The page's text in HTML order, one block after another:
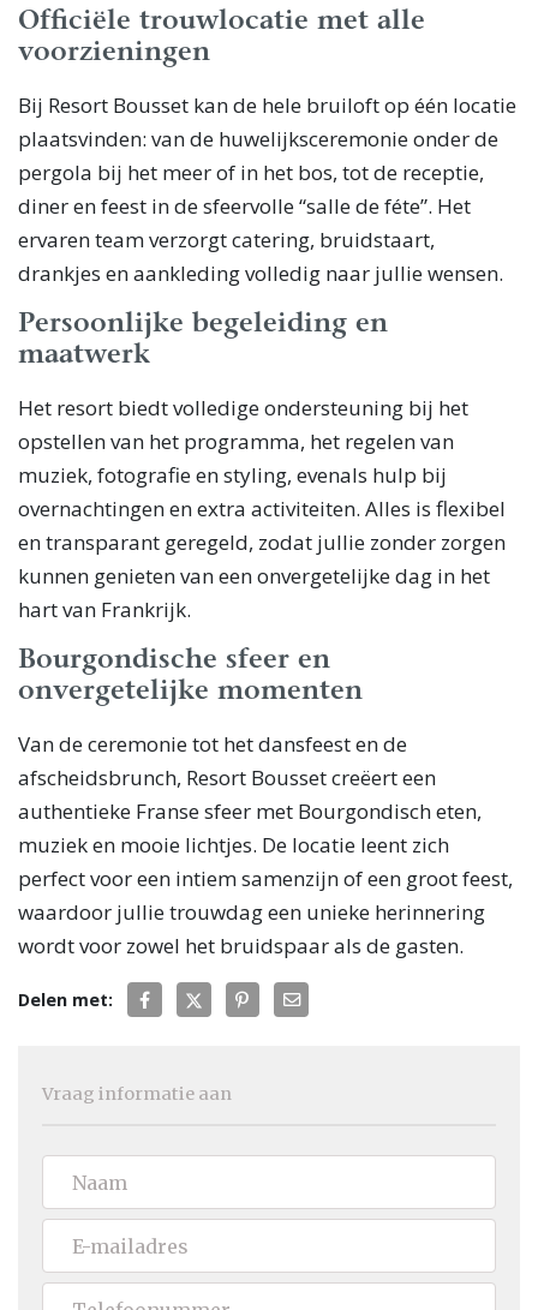
Officiële trouwlocatie met alle
voorzieningen
Bij Resort Bousset kan de hele bruiloft op één locatie
plaatsvinden: van de huwelijksceremonie onder de
pergola bij het meer of in het bos, tot de receptie,
diner en feest in de sfeervolle “salle de féte”. Het
ervaren team verzorgt catering, bruidstaart,
drankjes en aankleding volledig naar jullie wensen.
Persoonlijke begeleiding en
maatwerk
Het resort biedt volledige ondersteuning bij het
opstellen van het programma, het regelen van
muziek, fotografie en styling, evenals hulp bij
overnachtingen en extra activiteiten. Alles is flexibel
en transparant geregeld, zodat jullie zonder zorgen
kunnen genieten van een onvergetelijke dag in het
hart van Frankrijk.
Bourgondische sfeer en
onvergetelijke momenten
Van de ceremonie tot het dansfeest en de
afscheidsbrunch, Resort Bousset creëert een
authentieke Franse sfeer met Bourgondisch eten,
muziek en mooie lichtjes. De locatie leent zich
perfect voor een intiem samenzijn of een groot feest,
waardoor jullie trouwdag een unieke herinnering
wordt voor zowel het bruidspaar als de gasten.
Delen met:
Vraag informatie aan